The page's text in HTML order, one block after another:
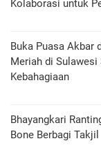
Kolaborasi untuk
Buka Puasa Akbar
Meriah di Sulawesi
Kebahagiaan
Bhayangkari
Bone Berbagi Takjil